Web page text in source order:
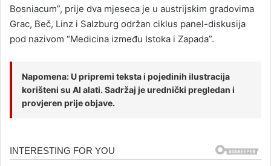
Bosniacum”, prije dva mjeseca je u austrijskim gradovima
Grac, Beč, Linz i Salzburg održan ciklus panel-diskusija
pod nazivom “Medicina između Istoka i Zapada”.
Napomena: U pripremi teksta i pojedinih ilustracija
korišteni su AI alati. Sadržaj je urednički pregledan i
provjeren prije objave.